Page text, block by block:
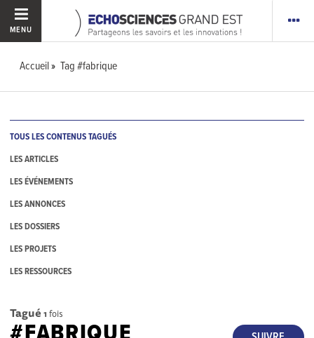
MENU
Accueil Tag #fabrique
TOUS LES CONTENUS TAGUÉS
LES ARTICLES
LES ÉVÉNEMENTS
LES ANNONCES
LES DOSSIERS
LES PROJETS
LES RESSOURCES
Tagué 1 fois